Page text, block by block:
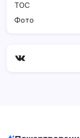
ТОС
Фото
ВКонтакте